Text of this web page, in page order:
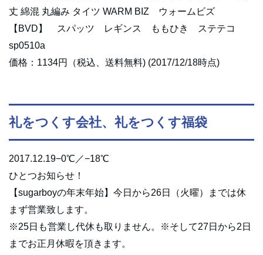
丈 綿混 丸編み タイツ WARM BIZ ウォームビズ
【BVD】 スパッツ レギンス ももひき ステテコ
sp0510a
価格：1134円（税込、送料無料) (2017/12/18時点)
礼をつくす会社、礼をつくす福袋
2017.12.19−0℃／−18℃
ひとつお知らせ！
【sugarboyの年末年始】今日から26日（火曜）までは休
まず営業致します。
※25日も営業し代休も取りません。※そして27日から2日
までお正月休暇を頂きます。